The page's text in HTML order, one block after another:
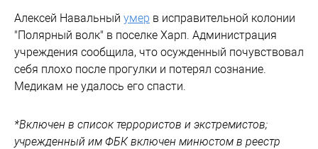
Алексей Навальный умер в исправительной колонии
"Полярный волк" в поселке Харп. Администрация
учреждения сообщила, что осужденный почувствовал
себя плохо после прогулки и потерял сознание.
Медикам не удалось его спасти.
*Включен в список террористов и экстремистов;
учрежденный им ФБК включен минюстом в реестр